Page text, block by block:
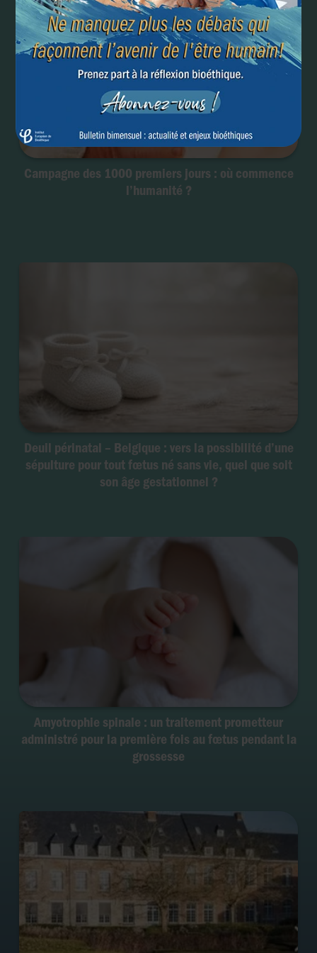
Campagne des 1000 premiers jours : où commence
l’humanité ?
Deuil périnatal – Belgique : vers la possibilité d’une
sépulture pour tout fœtus né sans vie, quel que soit
son âge gestationnel ?
Amyotrophie spinale : un traitement prometteur
administré pour la première fois au fœtus pendant la
grossesse